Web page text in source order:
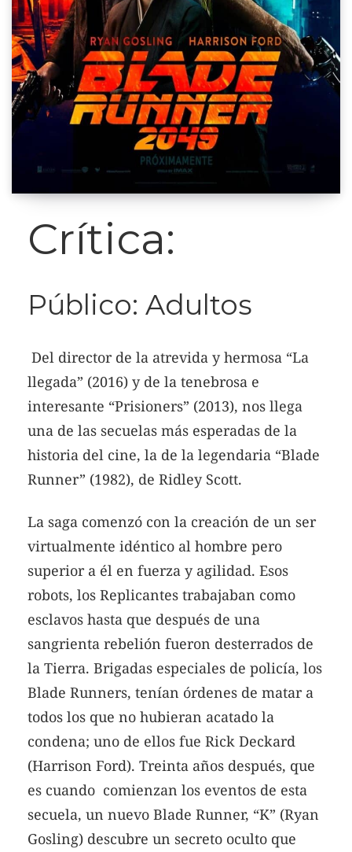
Crítica:
Público: Adultos
Del director de la atrevida y hermosa “La
llegada” (2016) y de la tenebrosa e
interesante “Prisioners” (2013), nos llega
una de las secuelas más esperadas de la
historia del cine, la de la legendaria “Blade
Runner” (1982), de Ridley Scott.
La saga comenzó con la creación de un ser
virtualmente idéntico al hombre pero
superior a él en fuerza y agilidad. Esos
robots, los Replicantes trabajaban como
esclavos hasta que después de una
sangrienta rebelión fueron desterrados de
la Tierra. Brigadas especiales de policía, los
Blade Runners, tenían órdenes de matar a
todos los que no hubieran acatado la
condena; uno de ellos fue Rick Deckard
(Harrison Ford). Treinta años después, que
es cuando comienzan los eventos de esta
secuela, un nuevo Blade Runner, “K” (Ryan
Gosling) descubre un secreto oculto que